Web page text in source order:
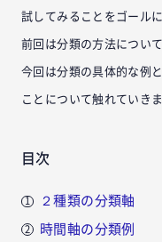
試してみることをゴールに
前回は分類の方法につい
今回は分類の具体的な例
ことについて触れていきま
目次
２種類の分類軸
時間軸の分類例